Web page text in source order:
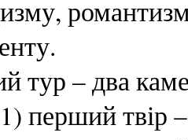
тур – два
перший твір